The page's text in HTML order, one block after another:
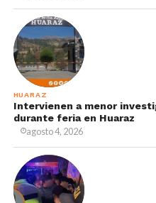
HUARAZ
Intervienen a menor
durante feria en Huaraz
agosto 4, 2026